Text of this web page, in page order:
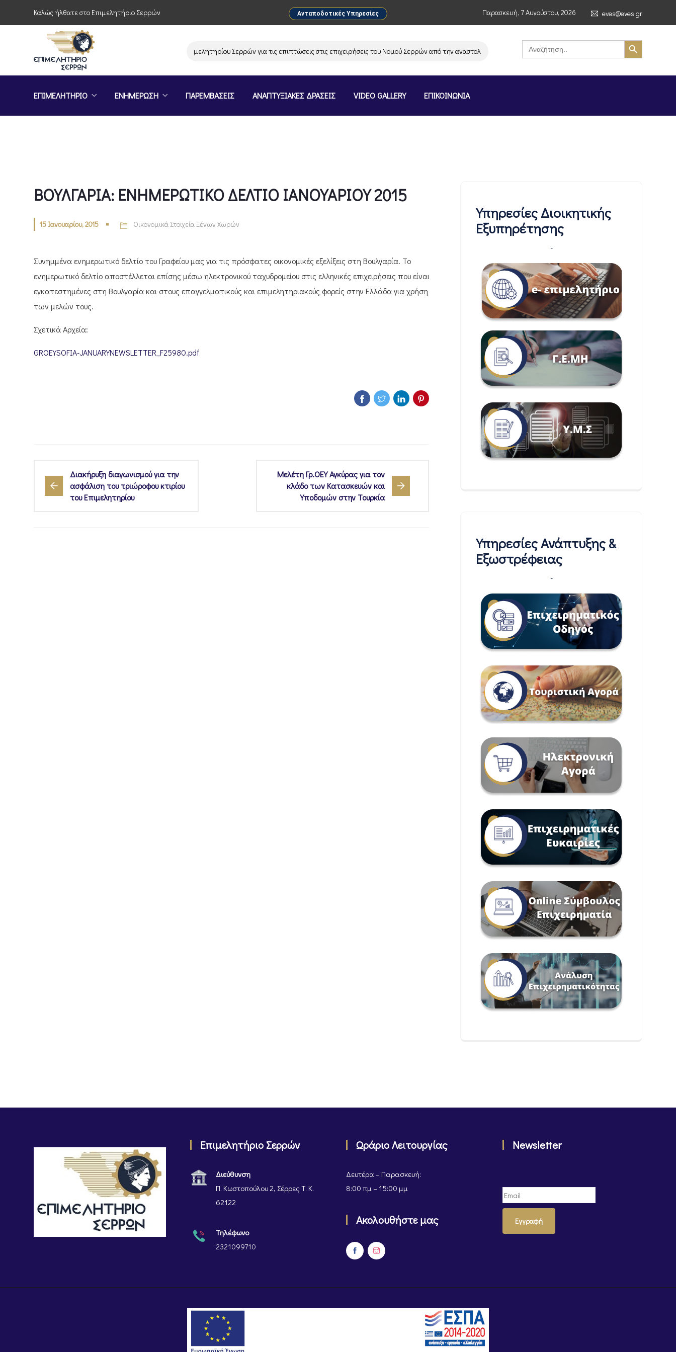
Καλώς ήλθατε στο Επιμελητήριο Σερρών Ανταποδοτικές Υπηρεσίες Παρασκευή, 7 Αυγούστου, 2026 eves@eves.gr
Παρέμβαση του Επιμελητηρίου Σερρών για τις επιπτώσεις στις επιχειρήσεις του Νομού Σερρών από την αναστολή λειτουργίας της αλυσίδας σούπερ μάρκετ MERE στην Ελλάδα –
Search
for:
Search Button
ΕΠΙΜΕΛΗΤΗΡΙΟ ΕΝΗΜΕΡΩΣΗ ΠΑΡΕΜΒΑΣΕΙΣ ΑΝΑΠΤΥΞΙΑΚΕΣ ΔΡΑΣΕΙΣ VIDEO GALLERY ΕΠΙΚΟΙΝΩΝΙΑ
ΒΟΥΛΓΑΡΙΑ: ΕΝΗΜΕΡΩΤΙΚΟ ΔΕΛΤΙΟ ΙΑΝΟΥΑΡΙΟΥ 2015
15 Ιανουαρίου, 2015 Οικονομικά Στοιχεία Ξένων Χωρών
Συνημμένα ενημερωτικό δελτίο του Γραφείου μας για τις πρόσφατες οικονομικές εξελίξεις στη Βουλγαρία. Το
ενημερωτικό δελτίο αποστέλλεται επίσης μέσω ηλεκτρονικού ταχυδρομείου στις ελληνικές επιχειρήσεις που είναι
εγκατεστημένες στη Βουλγαρία και στους επαγγελματικούς και επιμελητηριακούς φορείς στην Ελλάδα για χρήση
των μελών τους.
Σχετικά Αρχεία:
GROEYSOFIA-JANUARYNEWSLETTER_F25980.pdf
Διακήρυξη διαγωνισμού για την
ασφάλιση του τριώροφου κτιρίου
του Επιμελητηρίου
Μελέτη Γρ.ΟΕΥ Αγκύρας για τον
κλάδο των Κατασκευών και
Υποδομών στην Τουρκία
Υπηρεσίες Διοικητικής
Εξυπηρέτησης
-
Υπηρεσίες Ανάπτυξης &
Εξωστρέφειας
-
Επιμελητήριο Σερρών
Διεύθυνση
Π. Κωστοπούλου 2, Σέρρες Τ. Κ.
62122
Τηλέφωνο
2321099710
Ωράριο Λειτουργίας
Δευτέρα – Παρασκευή:
8:00 πμ – 15:00 μμ
Ακολουθήστε μας
Newsletter
Εγγραφή